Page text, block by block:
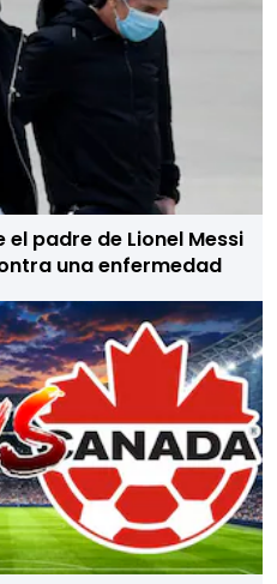
el padre de Lionel Messi
una enfermedad